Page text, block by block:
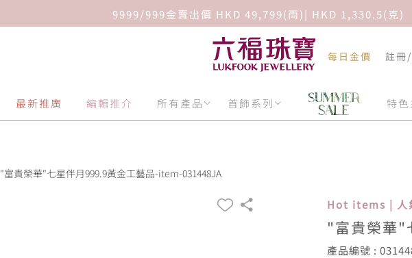
9999/999金賣出價 HKD 49,799(両)| HKD 1,330.5(克)
每日金價 註冊
最新推廣 編輯推介 所有產品 首飾系列 特
"富貴榮華"七星伴月999.9黃金工藝品-item-031448JA
Hot items | 人
"富貴榮華"
產品編號 :